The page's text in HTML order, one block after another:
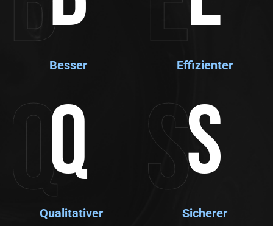
Besser Effizienter
QQ
Qualitativer SS
Sicherer